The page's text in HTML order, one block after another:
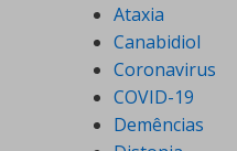
Ataxia
Canabidiol
Coronavirus
COVID-19
Demências